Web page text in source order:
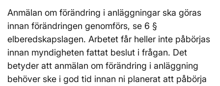
Anmälan om förändring i anläggningar ska göras
innan förändringen genomförs, se 6 §
elberedskapslagen. Arbetet får heller inte påbörjas
innan myndigheten fattat beslut i frågan. Det
betyder att anmälan om förändring i anläggning
behöver ske i god tid innan ni planerat att påbörja